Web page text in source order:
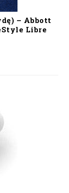
– Abbott
Libre